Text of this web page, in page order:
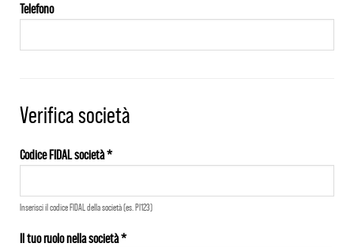
Telefono
Verifica società
Codice FIDAL società *
Inserisci il codice FIDAL della società (es. PI123)
Il tuo ruolo nella società *